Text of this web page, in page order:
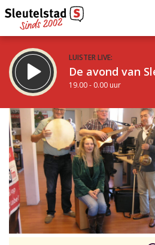
LUISTER LIVE:
De avond van
19.00 - 0.00 uur
STRAKS:
De nacht van Sleutelstad
0.00 - 6.00 uur
Vorig uur
uur 1 van 0
Inklappen